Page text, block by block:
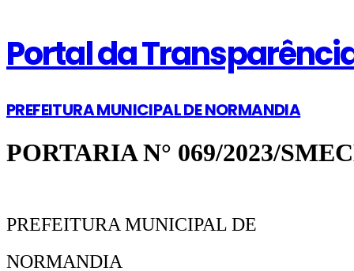
Portal da
PREFEITURA MUNICIPAL DE NORMANDIA
PORTARIA N° 069/2023/
PREFEITURA MUNICIPAL DE
NORMANDIA